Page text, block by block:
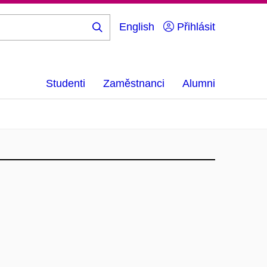
English Přihlásit
Studenti Zaměstnanci Alumni